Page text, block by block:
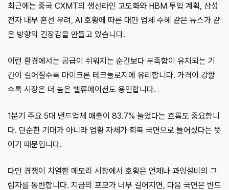
최근에는 중국 CXMT의 생산라인 고도화와 HBM 투입 계획, 삼성
전자 내부 혼선 우려, AI 호황에 따른 대만 업체 수혜 같은 뉴스가 같
은 방향의 긴장감을 만들고 있습니다.
이런 환경에서는 공급이 쉬워지는 순간보다 부족함이 유지되는 기
간이 길어질수록 마이크론 테크놀로지에 유리합니다. 가격이 강할
수록 시장은 더 높은 밸류에이션도 용인합니다.
1분기 주요 5대 낸드업체 매출이 83.7% 늘었다는 흐름도 중요합니
다. 단순한 기대가 아니라 업황 자체가 회복 국면으로 들어섰다는 뜻
이기 때문입니다.
다만 경쟁이 치열한 메모리 시장에서 호황은 언제나 과잉설비의 그
림자를 동반합니다. 지금의 포모가 너무 길어지면, 다음 국면은 반드